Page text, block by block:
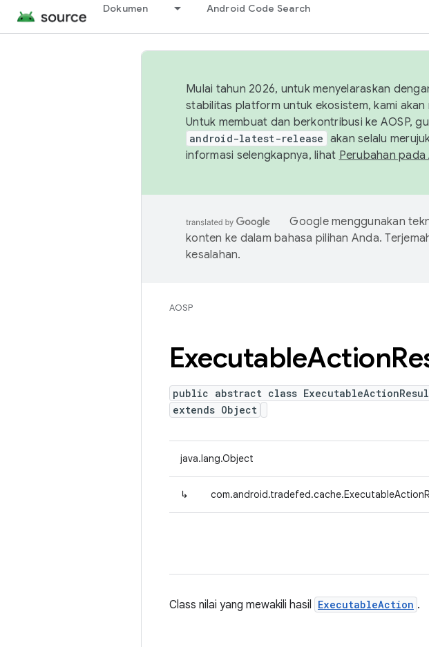
Dokumen Android Code Search
Mulai tahun 2026, untuk menyelaraskan
stabilitas platform untuk ekosistem, kami
Untuk membuat dan berkontribusi ke AOSP,
android-latest-release akan selalu
informasi selengkapnya, lihat Perubahan pada
Google menggunakan
konten ke dalam bahasa pilihan Anda.
kesalahan.
AOSP
ExecutableAction
public abstract class
extends Object
java.lang.Object
↳
Class nilai yang mewakili hasil ExecutableAction .